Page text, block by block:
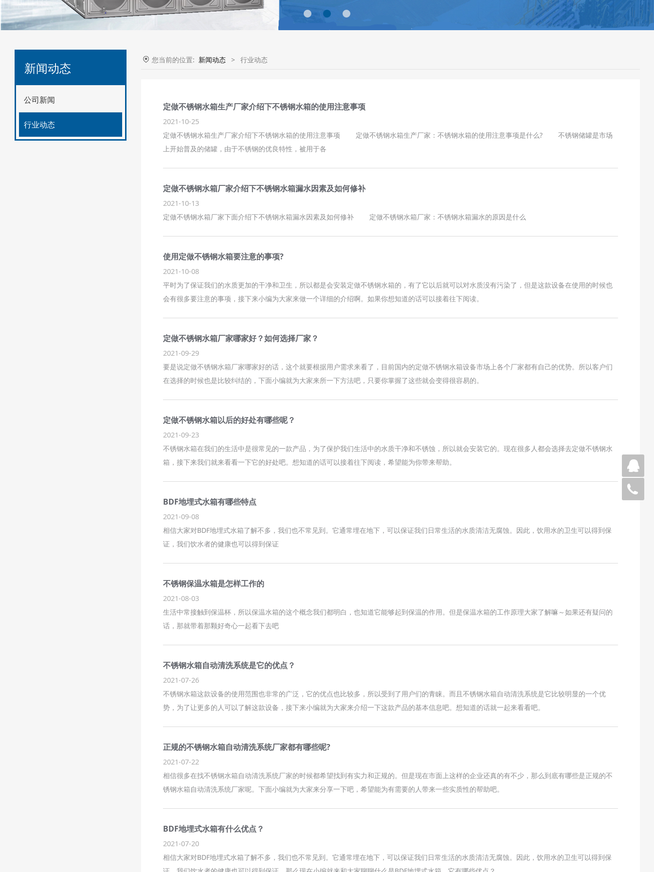
新闻动态
公司新闻
行业动态
您当前的位置: 新闻动态 > 行业动态
定做不锈钢水箱生产厂家介绍下不锈钢水箱的使用注意事项
2021-10-25
定做不锈钢水箱生产厂家介绍下不锈钢水箱的使用注意事项 定做不锈钢水箱生产厂家：不锈钢水箱的使用注意事项是什么? 不锈钢储罐是市场
上开始普及的储罐，由于不锈钢的优良特性，被用于各
定做不锈钢水箱厂家介绍下不锈钢水箱漏水因素及如何修补
2021-10-13
定做不锈钢水箱厂家下面介绍下不锈钢水箱漏水因素及如何修补 定做不锈钢水箱厂家：不锈钢水箱漏水的原因是什么
使用定做不锈钢水箱要注意的事项?
2021-10-08
平时为了保证我们的水质更加的干净和卫生，所以都是会安装定做不锈钢水箱的，有了它以后就可以对水质没有污染了，但是这款设备在使用的时候也
会有很多要注意的事项，接下来小编为大家来做一个详细的介绍啊。如果你想知道的话可以接着往下阅读。
定做不锈钢水箱厂家哪家好？如何选择厂家？
2021-09-29
要是说定做不锈钢水箱厂家哪家好的话，这个就要根据用户需求来看了，目前国内的定做不锈钢水箱设备市场上各个厂家都有自己的优势。所以客户们
在选择的时候也是比较纠结的，下面小编就为大家来所一下方法吧，只要你掌握了这些就会变得很容易的。
定做不锈钢水箱以后的好处有哪些呢？
2021-09-23
不锈钢水箱在我们的生活中是很常见的一款产品，为了保护我们生活中的水质干净和不锈蚀，所以就会安装它的。现在很多人都会选择去定做不锈钢水
箱，接下来我们就来看看一下它的好处吧。想知道的话可以接着往下阅读，希望能为你带来帮助。
BDF地埋式水箱有哪些特点
2021-09-08
相信大家对BDF地埋式水箱了解不多，我们也不常见到。它通常埋在地下，可以保证我们日常生活的水质清洁无腐蚀。因此，饮用水的卫生可以得到保
证，我们饮水者的健康也可以得到保证
不锈钢保温水箱是怎样工作的
2021-08-03
生活中常接触到保温杯，所以保温水箱的这个概念我们都明白，也知道它能够起到保温的作用。但是保温水箱的工作原理大家了解嘛～如果还有疑问的
话，那就带着那颗好奇心一起看下去吧
不锈钢水箱自动清洗系统是它的优点？
2021-07-26
不锈钢水箱这款设备的使用范围也非常的广泛，它的优点也比较多，所以受到了用户们的青睐。而且不锈钢水箱自动清洗系统是它比较明显的一个优
势，为了让更多的人可以了解这款设备，接下来小编就为大家来介绍一下这款产品的基本信息吧。想知道的话就一起来看看吧。
正规的不锈钢水箱自动清洗系统厂家都有哪些呢?
2021-07-22
相信很多在找不锈钢水箱自动清洗系统厂家的时候都希望找到有实力和正规的。但是现在市面上这样的企业还真的有不少，那么到底有哪些是正规的不
锈钢水箱自动清洗系统厂家呢。下面小编就为大家来分享一下吧，希望能为有需要的人带来一些实质性的帮助吧。
BDF地埋式水箱有什么优点？
2021-07-20
相信大家对BDF地埋式水箱了解不多，我们也不常见到。它通常埋在地下，可以保证我们日常生活的水质清洁无腐蚀。因此，饮用水的卫生可以得到保